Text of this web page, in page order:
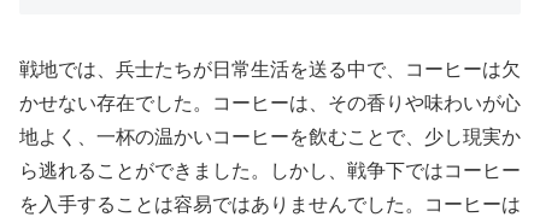
戦地では、兵士たちが日常生活を送る中で、コーヒーは欠
かせない存在でした。コーヒーは、その香りや味わいが心
地よく、一杯の温かいコーヒーを飲むことで、少し現実か
ら逃れることができました。しかし、戦争下ではコーヒー
を入手することは容易ではありませんでした。コーヒーは